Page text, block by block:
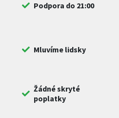
Podpora do 21:00
Mluvíme lidsky
Žádné skryté
poplatky